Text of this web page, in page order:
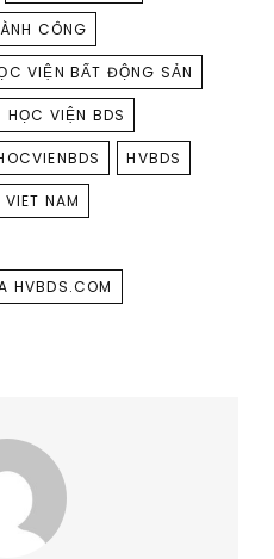
CÔNG
VIỆN BẤT ĐỘNG SẢN
HỌC VIỆN BDS
HVBDS
NAM
HVBDS.COM